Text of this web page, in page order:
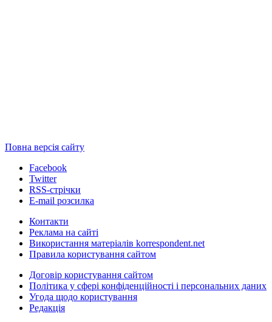
Повна версія сайту
Facebook
Twitter
RSS-стрічки
E-mail розсилка
Контакти
Реклама на сайті
Використання матеріалів korrespondent.net
Правила користування сайтом
Договір користування сайтом
Політика у сфері конфіденційності і персональних даних
Угода щодо користування
Редакція